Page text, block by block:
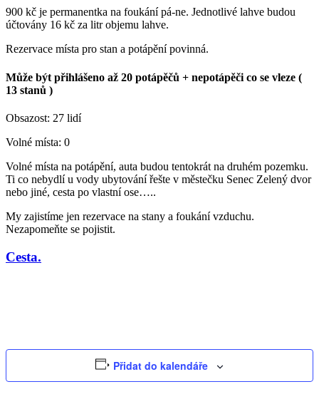
900 kč je permanentka na foukání pá-ne. Jednotlivé lahve budou
účtovány 16 kč za litr objemu lahve.
Rezervace místa pro stan a potápění povinná.
Může být přihlášeno až 20 potápěčů + nepotápěči co se vleze (
13 stanů )
Obsazost: 27 lidí
Volné místa: 0
Volné místa na potápění, auta budou tentokrát na druhém pozemku.
Ti co nebydlí u vody ubytování řešte v městečku Senec Zelený dvor
nebo jiné, cesta po vlastní ose…..
My zajistíme jen rezervace na stany a foukání vzduchu.
Nezapomeňte se pojistit.
Cesta.
Přidat do kalendáře